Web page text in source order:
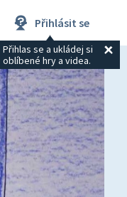
Přihlásit se
Přihlas se a ukládej si
oblíbené hry a videa.